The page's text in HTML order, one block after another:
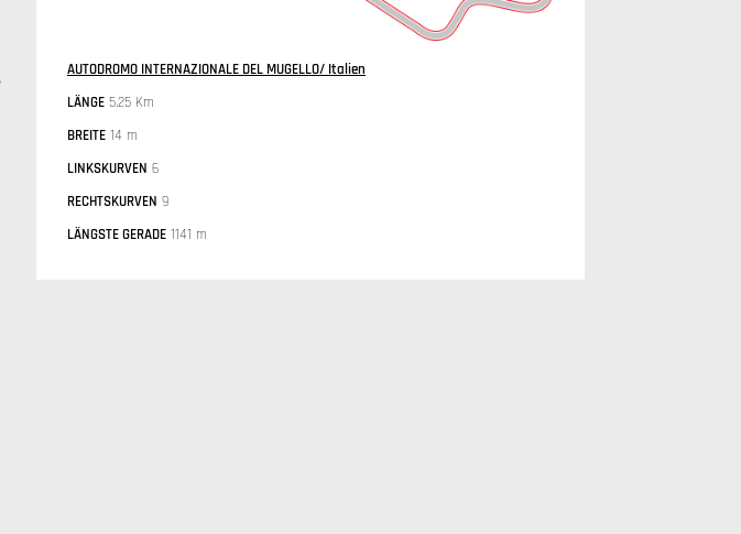
AUTODROMO INTERNAZIONALE DEL MUGELLO/ Italien
LÄNGE 5.25 Km
BREITE 14 m
LINKSKURVEN 6
RECHTSKURVEN 9
LÄNGSTE GERADE 1141 m